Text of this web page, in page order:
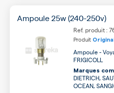
Ampoule 25w (240-250v)
Ref. produit :
Produit Original
Ampoule -
FRIGICOLL
Marques
DIETRICH,
OCEAN,